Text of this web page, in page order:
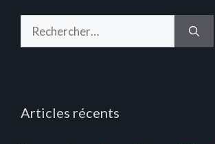
Articles récents